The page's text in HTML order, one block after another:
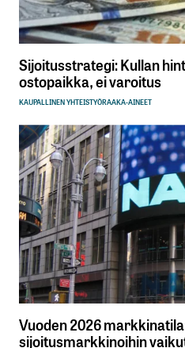
Sijoitusstrategi: Kullan
ostopaikka, ei varoitus
KAUPALLINEN YHTEISTYÖRAAKA-AINEET
Vuoden 2026
sijoitusmarkkinoihin